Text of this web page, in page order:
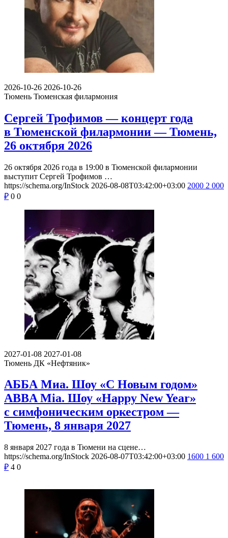
2026-10-26 2026-10-26
Тюмень Тюменская филармония
Сергей Трофимов — концерт года
в Тюменской филармонии — Тюмень,
26 октября 2026
26 октября 2026 года в 19:00 в Тюменской филармонии
выступит Сергей Трофимов …
https://schema.org/InStock 2026-08-08T03:42:00+03:00 2000 2 000
₽ 0 0
2027-01-08 2027-01-08
Тюмень ДК «Нефтяник»
АББА Миа. Шоу «С Новым годом»
ABBA Mia. Шоу «Happy New Year»
с симфоническим оркестром —
Тюмень, 8 января 2027
8 января 2027 года в Тюмени на сцене…
https://schema.org/InStock 2026-08-07T03:42:00+03:00 1600 1 600
₽ 4 0